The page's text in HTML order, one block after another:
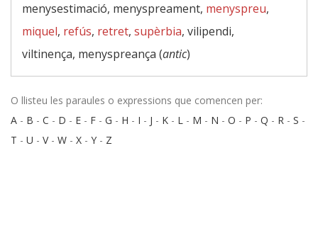
menysestimació, menyspreament, menyspreu,
miquel, refús, retret, supèrbia, vilipendi,
viltinença, menyspreança (antic)
O llisteu les paraules o expressions que comencen per:
A - B - C - D - E - F - G - H - I - J - K - L - M - N - O - P - Q - R - S -
T - U - V- W - X - Y - Z